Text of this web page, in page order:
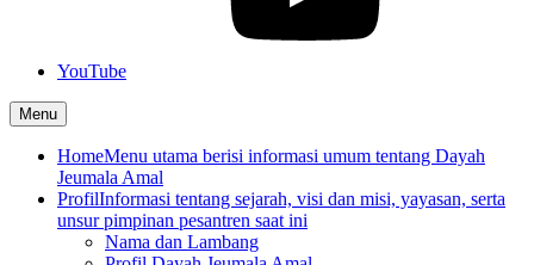
YouTube
Menu
HomeMenu utama berisi informasi umum tentang Dayah
Jeumala Amal
ProfilInformasi tentang sejarah, visi dan misi, yayasan, serta
unsur pimpinan pesantren saat ini
Nama dan Lambang